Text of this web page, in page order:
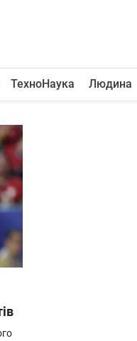
ТехноНаука Людина